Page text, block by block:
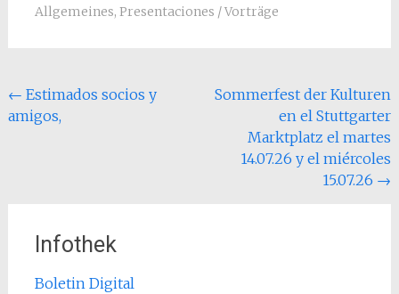
Allgemeines, Presentaciones / Vorträge
Post
navigation
← Estimados socios y
amigos,
Sommerfest der Kulturen
en el Stuttgarter
Marktplatz el martes
14.07.26 y el miércoles
15.07.26 →
Infothek
Boletin Digital